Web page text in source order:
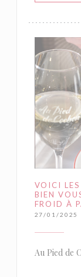
VOICI LES
BIEN
FROID À
27/01/2025
Au Pied de